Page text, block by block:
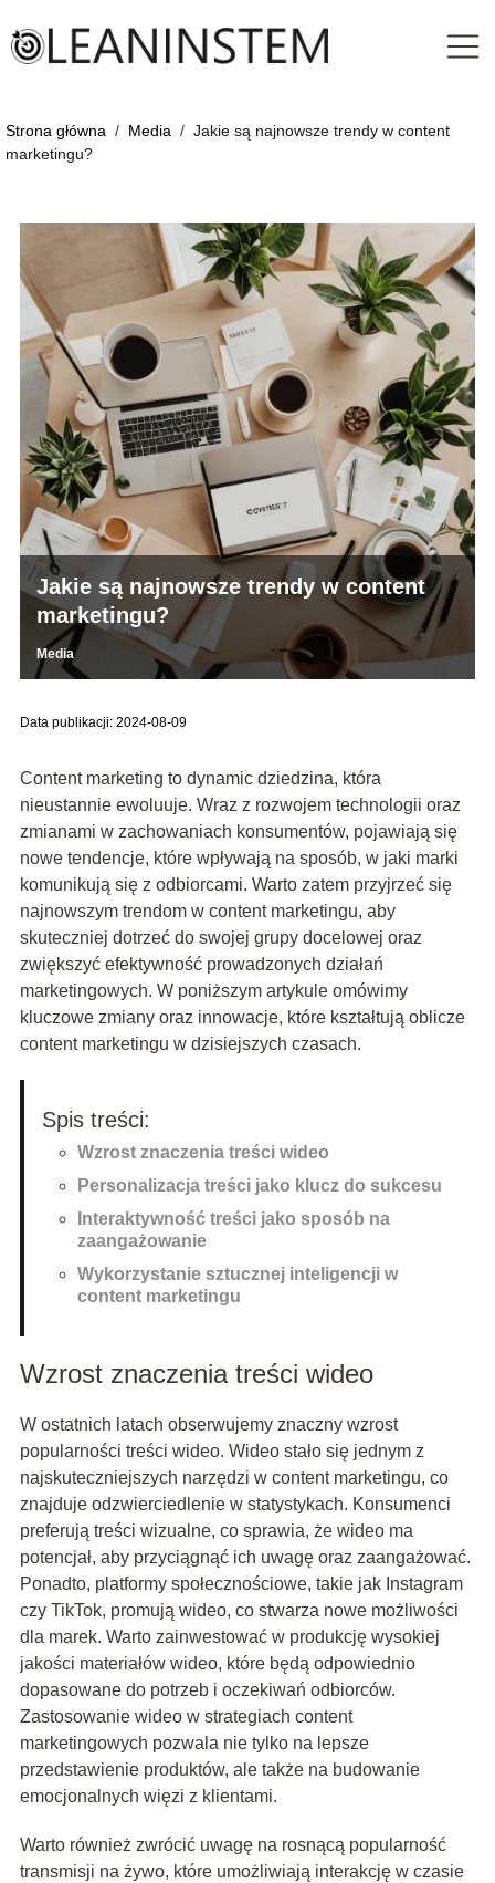
Strona główna / Media / Jakie są najnowsze trendy w content
marketingu?
Jakie są najnowsze trendy w content
marketingu?
Media
Data publikacji: 2024-08-09
Content marketing to dynamic dziedzina, która
nieustannie ewoluuje. Wraz z rozwojem technologii oraz
zmianami w zachowaniach konsumentów, pojawiają się
nowe tendencje, które wpływają na sposób, w jaki marki
komunikują się z odbiorcami. Warto zatem przyjrzeć się
najnowszym trendom w content marketingu, aby
skuteczniej dotrzeć do swojej grupy docelowej oraz
zwiększyć efektywność prowadzonych działań
marketingowych. W poniższym artykule omówimy
kluczowe zmiany oraz innowacje, które kształtują oblicze
content marketingu w dzisiejszych czasach.
Spis treści:
Wzrost znaczenia treści wideo
Personalizacja treści jako klucz do sukcesu
Interaktywność treści jako sposób na
zaangażowanie
Wykorzystanie sztucznej inteligencji w
content marketingu
Wzrost znaczenia treści wideo
W ostatnich latach obserwujemy znaczny wzrost
popularności treści wideo. Wideo stało się jednym z
najskuteczniejszych narzędzi w content marketingu, co
znajduje odzwierciedlenie w statystykach. Konsumenci
preferują treści wizualne, co sprawia, że wideo ma
potencjał, aby przyciągnąć ich uwagę oraz zaangażować.
Ponadto, platformy społecznościowe, takie jak Instagram
czy TikTok, promują wideo, co stwarza nowe możliwości
dla marek. Warto zainwestować w produkcję wysokiej
jakości materiałów wideo, które będą odpowiednio
dopasowane do potrzeb i oczekiwań odbiorców.
Zastosowanie wideo w strategiach content
marketingowych pozwala nie tylko na lepsze
przedstawienie produktów, ale także na budowanie
emocjonalnych więzi z klientami.
Warto również zwrócić uwagę na rosnącą popularność
transmisji na żywo, które umożliwiają interakcję w czasie